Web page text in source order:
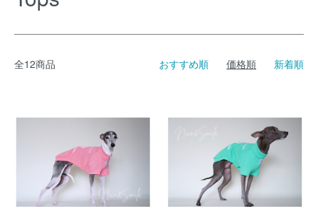
全12商品 おすすめ順 価格順 新着順